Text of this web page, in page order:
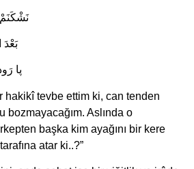
بَعْدَ
پا
hakikî tevbe ettim ki, can tenden
bozmayacağım. Aslında o
başka kim ayağını bir kere
atar ki..?”